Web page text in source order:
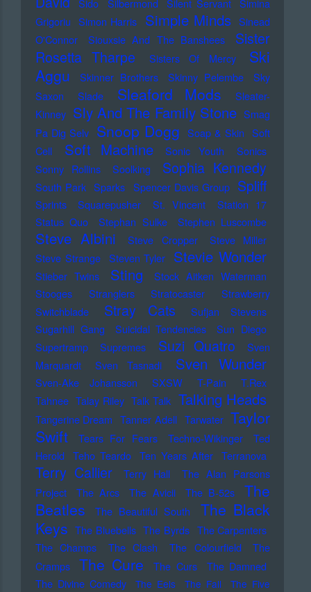
Sido Silbermond Silent Servant Simina
Grigoriu Simon Harris Simple Minds Sinead
O'Connor
Siouxsie And The Banshees
Sister
Rosetta Tharpe
Sisters Of Mercy
Ski
Aggu
Skinner Brothers Skinny Pelembe
Sky
Saxon
Slade Sleaford Mods
Sleater-
Kinney Sly And The Family Stone Smag
Pa Dig Selv Snoop Dogg Soap & Skin Soft
Cell
Soft Machine Sonic Youth
Sonics
Sonny Rollins
Soolking Sophia Kennedy
South Park Sparks Spencer Davis Group Spliff
Sprints Squarepusher St. Vincent
Station 17
Status Quo
Stephan Sulke Stephen Luscombe
Steve Albini Steve Cropper
Steve Miller
Steve Strange Steven Tyler Stevie Wonder
Stieber Twins Sting
Stock Aitken Waterman
Stooges
Stranglers Stratocaster
Strawberry
Switchblade
Stray Cats
Sufjan Stevens
Sugarhill Gang
Suicidal Tendencies
Sun Diego
Supertramp
Supremes Suzi Quatro
Sven
Marquardt
Sven Tasnadi Sven Wunder
Sven-Ake Johansson SXSW T-Pain
T.Rex
Tahnee Talay Riley Talk Talk Talking Heads
Tangerine Dream Tanner Adell Tarwater Taylor
Swift
Tears For Fears Techno-Wikinger
Ted
Herold
Teho Teardo Ten Years After Terranova
Terry Callier Terry Hall
The Alan Parsons
Project
The Arcs The Avicii The B-52s
The
Beatles
The Beautiful South
The Black
Keys The Bluebells The Byrds The Carpenters
The Champs
The Clash The Colourfield
The
Cramps
The Cure The Curs
The Damned
The Divine Comedy
The Eels The Fall
The Five